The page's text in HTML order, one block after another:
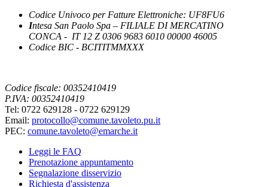
Codice Univoco per Fatture Elettroniche: UF8FU6
Intesa San Paolo Spa – FILIALE DI MERCATINO
CONCA - IT 12 Z 0306 9683 6010 00000 46005
Codice BIC - BCITITMMXXX
Codice fiscale: 00352410419
P.IVA: 00352410419
Tel: 0722 629128 - 0722 629129
Email: protocollo@comune.tavoleto.pu.it
PEC: comune.tavoleto@emarche.it
Leggi le FAQ
Prenotazione appuntamento
Segnalazione disservizio
Richiesta d'assistenza